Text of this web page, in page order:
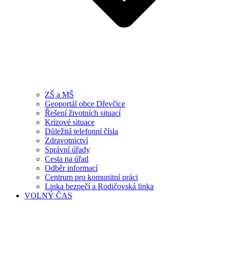
ZŠ a MŠ
Geoportál obce Dřevčice
Řešení životních situací
Krizové situace
Důležitá telefonní čísla
Zdravotnictví
Správní úřady
Cesta na úřad
Odběr informací
Centrum pro komunitní práci
Linka bezpečí a Rodičovská linka
VOLNÝ ČAS